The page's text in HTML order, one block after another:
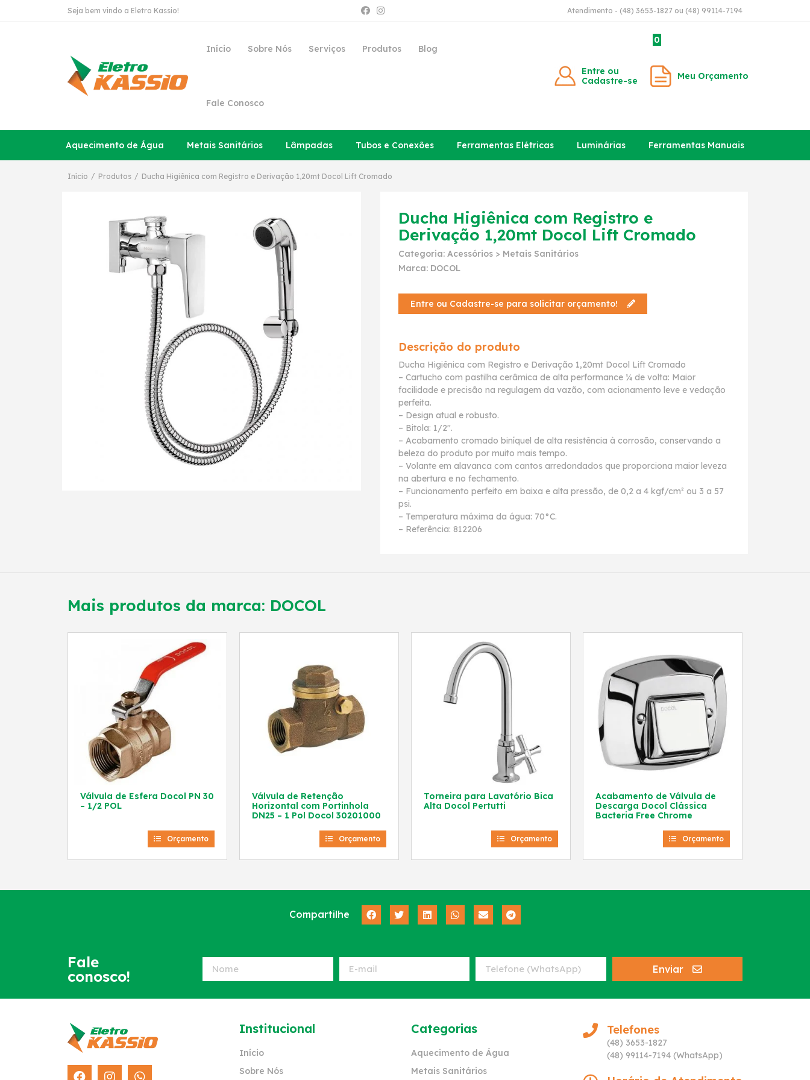
Seja bem vindo a Eletro Kassio! Atendimento - (48) 3653-1827 ou (48) 99114-7194
Início Sobre Nós Serviços Produtos Blog
Fale Conosco
Entre ou
Cadastre-se
0
Meu Orçamento
Aquecimento de Água Metais Sanitários Lâmpadas Tubos e Conexões Ferramentas Elétricas Luminárias Ferramentas Manuais
Início / Produtos / Ducha Higiênica com Registro e Derivação 1,20mt Docol Lift Cromado
Ducha Higiênica com Registro e
Derivação 1,20mt Docol Lift Cromado
Categoria: Acessórios > Metais Sanitários
Marca: DOCOL
Entre ou Cadastre-se para solicitar orçamento!
Descrição do produto
Ducha Higiênica com Registro e Derivação 1,20mt Docol Lift Cromado
– Cartucho com pastilha cerâmica de alta performance ¼ de volta: Maior
facilidade e precisão na regulagem da vazão, com acionamento leve e vedação
perfeita.
– Design atual e robusto.
– Bitola: 1/2".
– Acabamento cromado biníquel de alta resistência à corrosão, conservando a
beleza do produto por muito mais tempo.
– Volante em alavanca com cantos arredondados que proporciona maior leveza
na abertura e no fechamento.
– Funcionamento perfeito em baixa e alta pressão, de 0,2 a 4 kgf/cm² ou 3 a 57
psi.
– Temperatura máxima da água: 70°C.
– Referência: 812206
Mais produtos da marca: DOCOL
Válvula de Esfera Docol PN 30
– 1/2 POL
Orçamento
Válvula de Retenção
Horizontal com Portinhola
DN25 – 1 Pol Docol 30201000
Orçamento
Torneira para Lavatório Bica
Alta Docol Pertutti
Orçamento
Acabamento de Válvula de
Descarga Docol Clássica
Bacteria Free Chrome
Orçamento
Compartilhe
Fale
conosco!
Enviar
Institucional
Início
Sobre Nós
Categorias
Aquecimento de Água
Metais Sanitários
Telefones
(48) 3653-1827
(48) 99114-7194 (WhatsApp)